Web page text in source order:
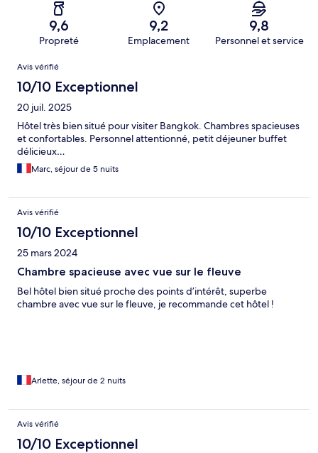
9,6
Propreté
9,2
Emplacement
9,8
Personnel et service
Avis
Avis vérifié
10/10 Exceptionnel
20 juil. 2025
Hôtel très bien situé pour visiter Bangkok. Chambres spacieuses
et confortables. Personnel attentionné, petit déjeuner buffet
délicieux…
Marc, séjour de 5 nuits
Avis vérifié
10/10 Exceptionnel
25 mars 2024
Chambre spacieuse avec vue sur le fleuve
Bel hôtel bien situé proche des points d’intérêt, superbe
chambre avec vue sur le fleuve, je recommande cet hôtel !
Arlette, séjour de 2 nuits
Avis vérifié
10/10 Exceptionnel